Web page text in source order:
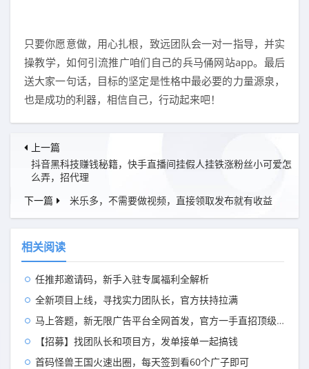
只要你愿意做，用心扎根，致远团队会一对一指导，并实
操教学，如何引流推广咱们自己的兵马俑网站app。最后
送大家一句话，目标的坚定是性格中最必要的力量源泉，
也是成功的利器，相信自己，行动起来吧！
上一篇
抖音黑科技赚钱秘籍，快手直播间挂假人挂铁涨粉丝小可爱怎
么弄，招代理
下一篇
米乐多，不需要做视频，直接领取发布就有收益
相关阅读
任推邦邀请码，新手入驻专属福利全解析
全新项目上线，寻找实力团队长，官方扶持拉满
马上答题，新无限广告平台全网首发，官方一手直招顶级代理，待遇拉满
【招募】找团队长和项目方，发单接单一起搞钱
首码怪兽王国火速出圈，每天签到看60个广子即可